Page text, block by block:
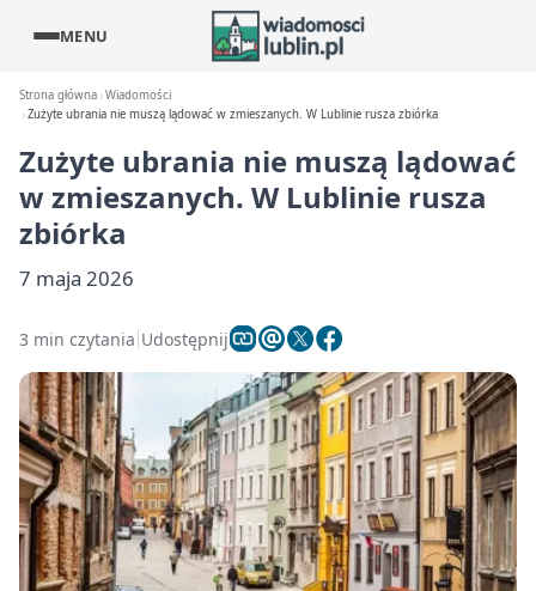
MENU
Strona główna Wiadomości
Zużyte ubrania nie muszą lądować w zmieszanych. W Lublinie rusza zbiórka
Zużyte ubrania nie muszą lądować
w zmieszanych. W Lublinie rusza
zbiórka
7 maja 2026
3 min czytania Udostępnij